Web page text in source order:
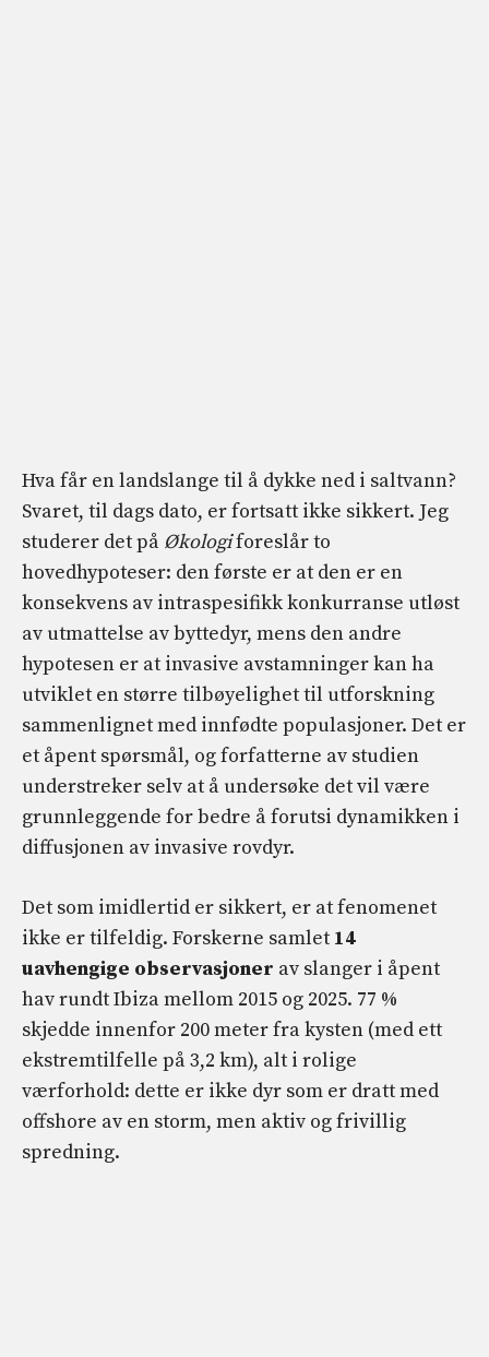
Hva får en landslange til å dykke ned i saltvann?
Svaret, til dags dato, er fortsatt ikke sikkert. Jeg
studerer det på Økologiforeslår to
hovedhypoteser: den første er at den er en
konsekvens av intraspesifikk konkurranse utløst
av utmattelse av byttedyr, mens den andre
hypotesen er at invasive avstamninger kan ha
utviklet en større tilbøyelighet til utforskning
sammenlignet med innfødte populasjoner. Det er
et åpent spørsmål, og forfatterne av studien
understreker selv at å undersøke det vil være
grunnleggende for bedre å forutsi dynamikken i
diffusjonen av invasive rovdyr.
Det som imidlertid er sikkert, er at fenomenet
ikke er tilfeldig. Forskerne samlet 14
uavhengige observasjoner av slanger i åpent
hav rundt Ibiza mellom 2015 og 2025. 77 %
skjedde innenfor 200 meter fra kysten (med ett
ekstremtilfelle på 3,2 km), alt i rolige
værforhold: dette er ikke dyr som er dratt med
offshore av en storm, men aktiv og frivillig
spredning.